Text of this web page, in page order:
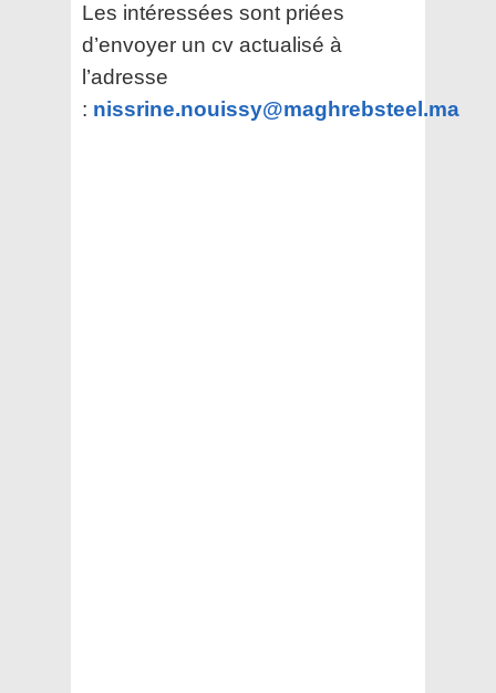
Les intéressées sont priées
d’envoyer un cv actualisé à
l’adresse
: nissrine.nouissy@maghrebsteel.ma